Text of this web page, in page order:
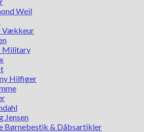
Weil
Vækkeur
Military
Hilfiger
Jensen
Børnebestik & Dåbsartikler